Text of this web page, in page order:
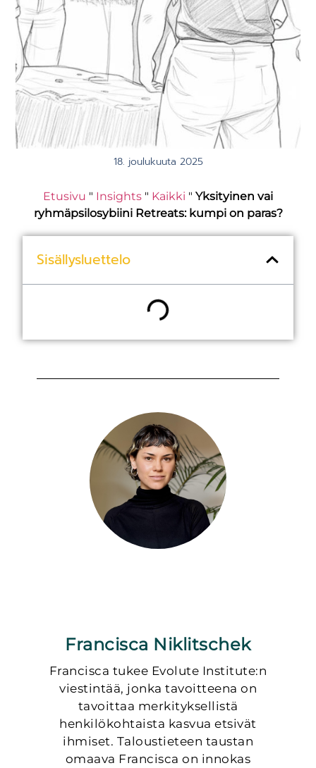
18. joulukuuta 2025
Etusivu " Insights " Kaikki " Yksityinen vai
ryhmäpsilosybiini Retreats: kumpi on paras?
Sisällysluettelo
Francisca Niklitschek
Francisca tukee Evolute Institute:n
viestintää, jonka tavoitteena on
tavoittaa merkityksellistä
henkilökohtaista kasvua etsivät
ihmiset. Taloustieteen taustan
omaava Francisca on innokas